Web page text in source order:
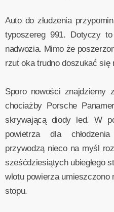
Auto do złudzenia
typoszereg 991. Dotyczy
nadwozia. Mimo że
rzut oka trudno doszukać się
Sporo nowości znajdziemy
chociażby Porsche
skrywającą diody led. W
powietrza dla
przywodzą nieco na myśl
sześćdziesiątych ubiegłego
wlotu powierza umieszczono
stopu.